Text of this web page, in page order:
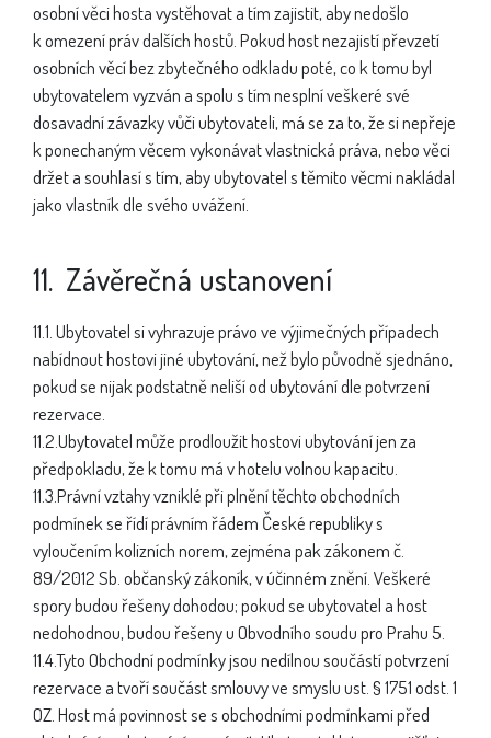
osobní věci hosta vystěhovat a tím zajistit, aby nedošlo
k omezení práv dalších hostů. Pokud host nezajistí převzetí
osobních věcí bez zbytečného odkladu poté, co k tomu byl
ubytovatelem vyzván a spolu s tím nesplní veškeré své
dosavadní závazky vůči ubytovateli, má se za to, že si nepřeje
k ponechaným věcem vykonávat vlastnická práva, nebo věci
držet a souhlasí s tím, aby ubytovatel s těmito věcmi nakládal
jako vlastník dle svého uvážení.
11. Závěrečná ustanovení
11.1. Ubytovatel si vyhrazuje právo ve výjimečných případech
nabídnout hostovi jiné ubytování, než bylo původně sjednáno,
pokud se nijak podstatně neliší od ubytování dle potvrzení
rezervace.
11.2.Ubytovatel může prodloužit hostovi ubytování jen za
předpokladu, že k tomu má v hotelu volnou kapacitu.
11.3.Právní vztahy vzniklé při plnění těchto obchodních
podmínek se řídí právním řádem České republiky s
vyloučením kolizních norem, zejména pak zákonem č.
89/2012 Sb. občanský zákoník, v účinném znění. Veškeré
spory budou řešeny dohodou; pokud se ubytovatel a host
nedohodnou, budou řešeny u Obvodního soudu pro Prahu 5.
11.4.Tyto Obchodní podmínky jsou nedílnou součástí potvrzení
rezervace a tvoří součást smlouvy ve smyslu ust. § 1751 odst. 1
OZ. Host má povinnost se s obchodními podmínkami před